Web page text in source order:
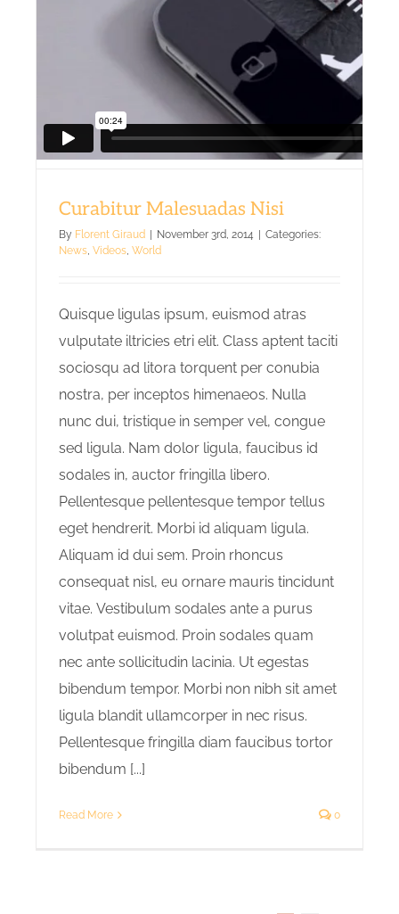
Curabitur Malesuadas Nisi
By Florent Giraud November 3rd, 2014
Categories:
News, Videos, World
Quisque ligulas ipsum, euismod atras
vulputate iltricies etri elit. Class aptent taciti
sociosqu ad litora torquent per conubia
nostra, per inceptos himenaeos. Nulla
nunc dui, tristique in semper vel, congue
sed ligula. Nam dolor ligula, faucibus id
sodales in, auctor fringilla libero.
Pellentesque pellentesque tempor tellus
eget hendrerit. Morbi id aliquam ligula.
Aliquam id dui sem. Proin rhoncus
consequat nisl, eu ornare mauris tincidunt
vitae. Vestibulum sodales ante a purus
volutpat euismod. Proin sodales quam
nec ante sollicitudin lacinia. Ut egestas
bibendum tempor. Morbi non nibh sit amet
ligula blandit ullamcorper in nec risus.
Pellentesque fringilla diam faucibus tortor
bibendum [...]
Read More 0